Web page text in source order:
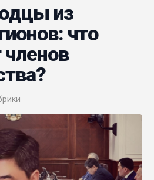
из
что